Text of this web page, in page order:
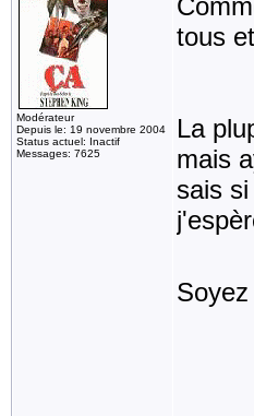
Modérateur
Depuis le: 19 novembre 2004
Status actuel: Inactif
Messages: 7625
tous
La
mais
sais